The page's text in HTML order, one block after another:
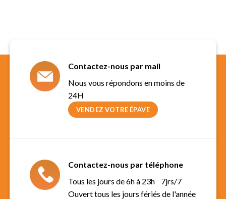
Contactez-nous par mail
Nous vous répondons en moins de
24H
VENDEZ VOTRE ÉPAVE
Contactez-nous par téléphone
Tous les jours de 6h à 23h 7jrs/7
Ouvert tous les jours fériés de l'année